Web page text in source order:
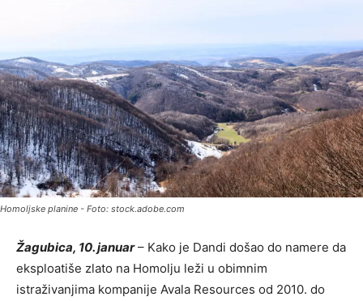
Homoljske planine - Foto: stock.adobe.com
Žagubica, 10. januar – Kako je Dandi došao do namere da
eksploatiše zlato na Homolju leži u obimnim
istraživanjima kompanije Avala Resources od 2010. do